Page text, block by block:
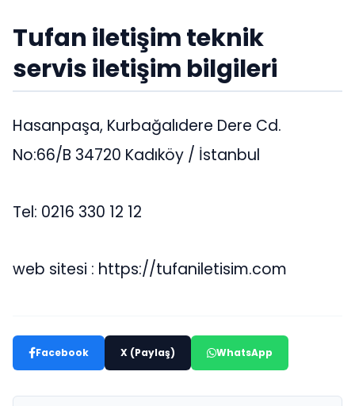
Tufan iletişim teknik
servis iletişim bilgileri
Hasanpaşa, Kurbağalıdere Dere Cd.
No:66/B 34720 Kadıköy / İstanbul
Tel: 0216 330 12 12
web sitesi : https://tufaniletisim.com
Facebook X (Paylaş) WhatsApp